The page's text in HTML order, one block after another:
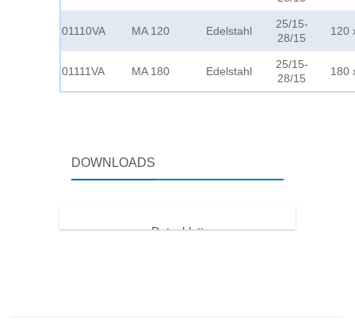
01110VA MA 120 Edelstahl
25/15-
28/15
120
01111VA MA 180 Edelstahl
25/15-
28/15
180
DOWNLOADS
Datenblatt